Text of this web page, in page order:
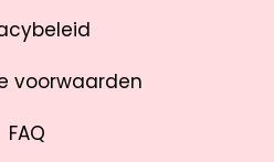
voorwaarden
FAQ